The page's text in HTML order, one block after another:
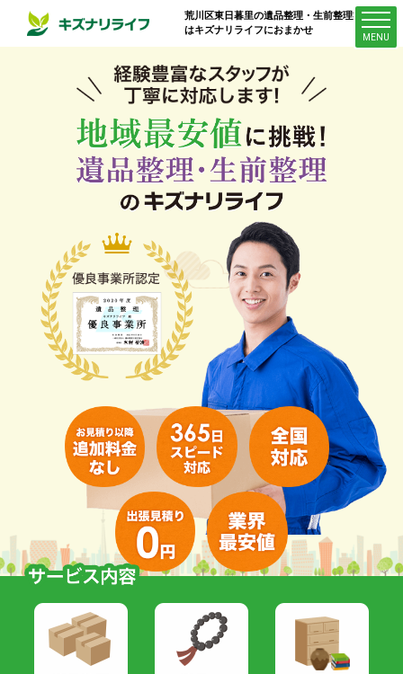
荒川区東日暮里の遺品整理・生前整理業者
はキズナリライフにおまかせ